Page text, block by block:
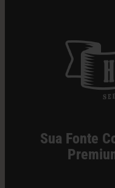
Sua Fonte